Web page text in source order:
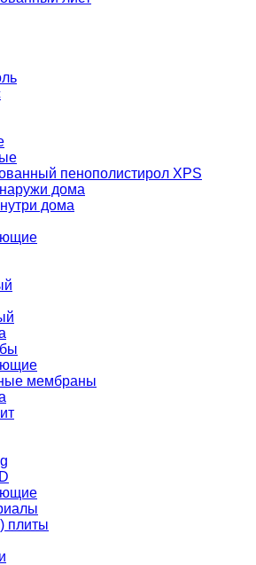
пенополистирол XPS
дома
дома
мембраны
плиты